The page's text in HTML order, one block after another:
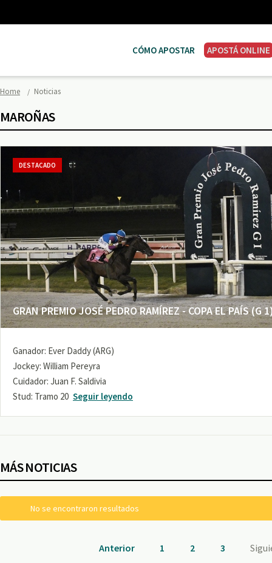
CÓMO APOSTAR APOSTÁ ONLINE
Home Noticias
MAROÑAS
GRAN PREMIO JOSÉ PEDRO RAMÍREZ - COPA EL PAÍS (G
DESTACADO
Ganador: Ever Daddy (ARG)
Jockey: William Pereyra
Cuidador: Juan F. Saldivia
Stud: Tramo 20 Seguir leyendo
MÁS NOTICIAS
No se encontraron resultados
Anterior 1 2 3